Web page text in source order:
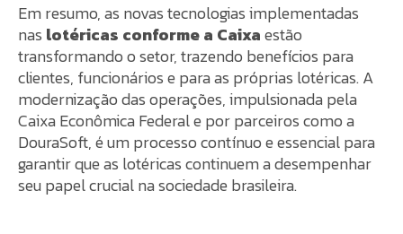
Em resumo, as novas tecnologias implementadas
nas lotéricas conforme a Caixaestão
transformando o setor, trazendo benefícios para
clientes, funcionários e para as próprias lotéricas. A
modernização das operações, impulsionada pela
Caixa Econômica Federal e por parceiros como a
DouraSoft, é um processo contínuo e essencial para
garantir que as lotéricas continuem a desempenhar
seu papel crucial na sociedade brasileira.